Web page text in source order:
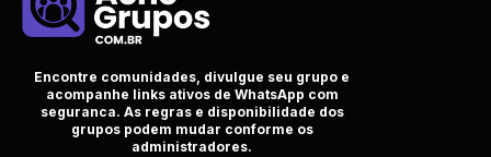
Encontre comunidades, divulgue seu grupo e
acompanhe links ativos de WhatsApp com
seguranca. As regras e disponibilidade dos
grupos podem mudar conforme os
administradores.